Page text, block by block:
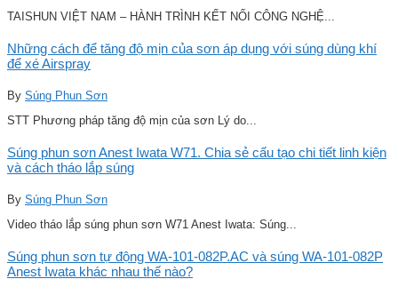
TAISHUN VIỆT NAM – HÀNH TRÌNH KẾT NỐI CÔNG NGHỆ...
Những cách để tăng độ mịn của sơn áp dụng với súng dùng khí
để xé Airspray
By Súng Phun Sơn
STT Phương pháp tăng độ mịn của sơn Lý do...
Súng phun sơn Anest Iwata W71. Chia sẻ cấu tạo chi tiết linh kiện
và cách tháo lắp súng
By Súng Phun Sơn
Video tháo lắp súng phun sơn W71 Anest Iwata: Súng...
Súng phun sơn tự động WA-101-082P.AC và súng WA-101-082P
Anest Iwata khác nhau thế nào?